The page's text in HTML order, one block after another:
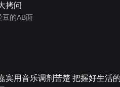
拷问
豆的AB面